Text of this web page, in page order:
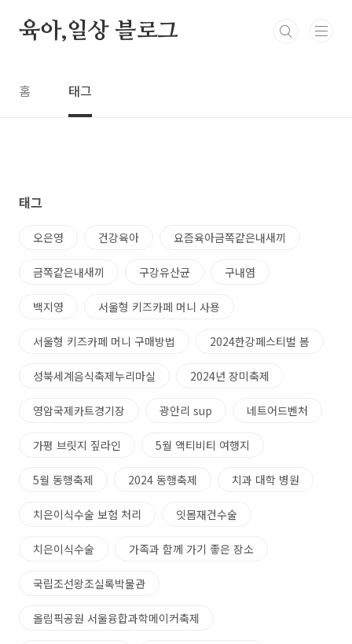
육아,일상 블로그
홈 태그
태그
오은영 건강육아 요즘육아금쪽같은내새끼
금쪽같은내새끼 구강유산균 구내염
백지영 서울형 키즈카페 머니 사용
서울형 키즈카페 머니 구매방법 2024한강페스티벌 봄
성북세계음식축제누리마실 2024년 장미축제
영암국제카트경기장 광안리 sup 네트어드벤처
가평 브릿지 짚라인 5월 액티비티 여행지
5월 동행축제 2024 동행축제 치과 대학 병원
치은이식수술 보험 처리 잇몸재건수술
치은이식수술 가족과 함께 가기 좋은 장소
국립조선왕조실록박물관
올림픽공원 서울융합과학메이커축제